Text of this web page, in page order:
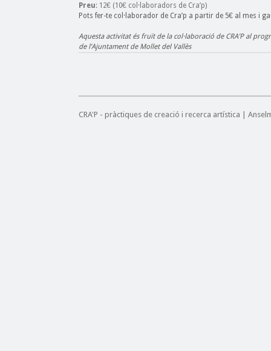
Preu: 12€ (10€ col·laboradors de Cra’p)
Pots fer-te col·laborador de Cra’p a partir de 5€ al mes i
Aquesta activitat és fruït de la col·laboració de CRA’P al
de l’Ajuntament de Mollet del Vallès
CRA'P - pràctiques de creació i recerca artística |